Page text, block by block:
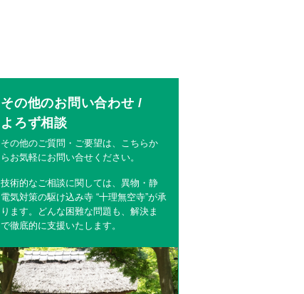
その他のお問い合わせ /
よろず相談
その他のご質問・ご要望は、こちらか
らお気軽にお問い合せください。
技術的なご相談に関しては、異物・静
電気対策の駆け込み寺 “十理無空寺”が承
ります。どんな困難な問題も、解決ま
で徹底的に支援いたします。